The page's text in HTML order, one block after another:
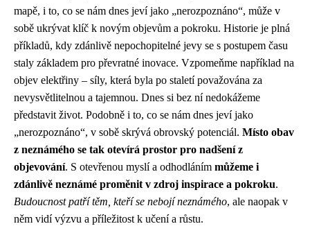
mapě, i to, co se nám dnes jeví jako „nerozpoznáno“, může v
sobě ukrývat klíč k novým objevům a pokroku. Historie je plná
příkladů, kdy zdánlivě nepochopitelné jevy se s postupem času
staly základem pro převratné inovace. Vzpomeňme například na
objev elektřiny – síly, která byla po staletí považována za
nevysvětlitelnou a tajemnou. Dnes si bez ní nedokážeme
představit život. Podobně i to, co se nám dnes jeví jako
„nerozpoznáno“, v sobě skrývá obrovský potenciál. Místo obav
z neznámého se tak otevírá prostor pro nadšení z
objevování. S otevřenou myslí a odhodláním můžeme i
zdánlivě neznámé proměnit v zdroj inspirace a pokroku.
Budoucnost patří těm, kteří se nebojí neznámého, ale naopak v
něm vidí výzvu a příležitost k učení a růstu.